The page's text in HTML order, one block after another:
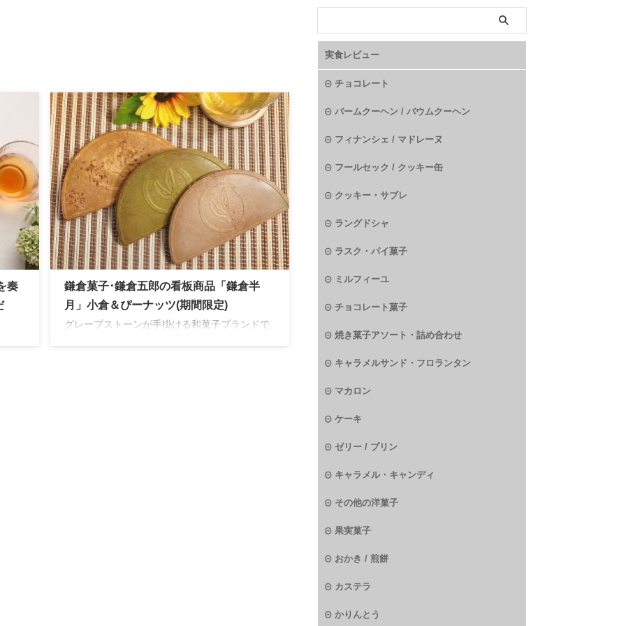
奏
鎌倉菓子･鎌倉五郎の看板商品「鎌倉半
月」小倉＆ぴーナッツ(期間限定)
グレープストーンが手掛ける和菓子ブランドで
実食レビュー
チョコレート
バームクーヘン / バウムクーヘン
フィナンシェ / マドレーヌ
フールセック / クッキー缶
クッキー・サブレ
ラングドシャ
ラスク・パイ菓子
ミルフィーユ
チョコレート菓子
焼き菓子アソート・詰め合わせ
キャラメルサンド・フロランタン
マカロン
ケーキ
ゼリー / プリン
キャラメル・キャンディ
その他の洋菓子
果実菓子
おかき / 煎餅
カステラ
かりんとう